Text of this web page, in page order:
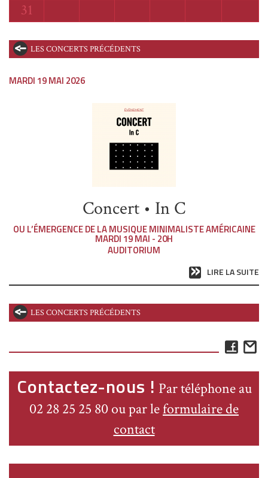
Lundi
31
LES CONCERTS PRÉCÉDENTS
MARDI 19 MAI 2026
Concert • In C
OU L’ÉMERGENCE DE LA MUSIQUE MINIMALISTE AMÉRICAINE
MARDI 19 MAI - 20H
AUDITORIUM
LIRE LA SUITE
LES CONCERTS PRÉCÉDENTS
Contactez-nous ! Par téléphone au
02 28 25 25 80 ou par leformulaire de
contact